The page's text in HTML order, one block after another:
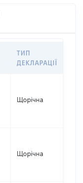
ТИП
ДЕКЛАРАЦІЇ
Щорічна
Щорічна